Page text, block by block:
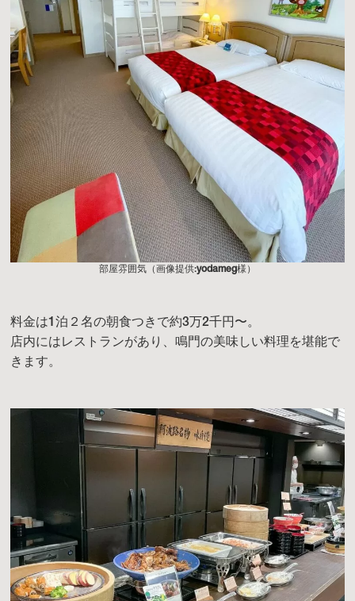
部屋雰囲気（画像提供:yodameg様）
料金は1泊２名の朝食つきで約3万2千円〜。
店内にはレストランがあり、鳴門の美味しい料理を堪能で
きます。